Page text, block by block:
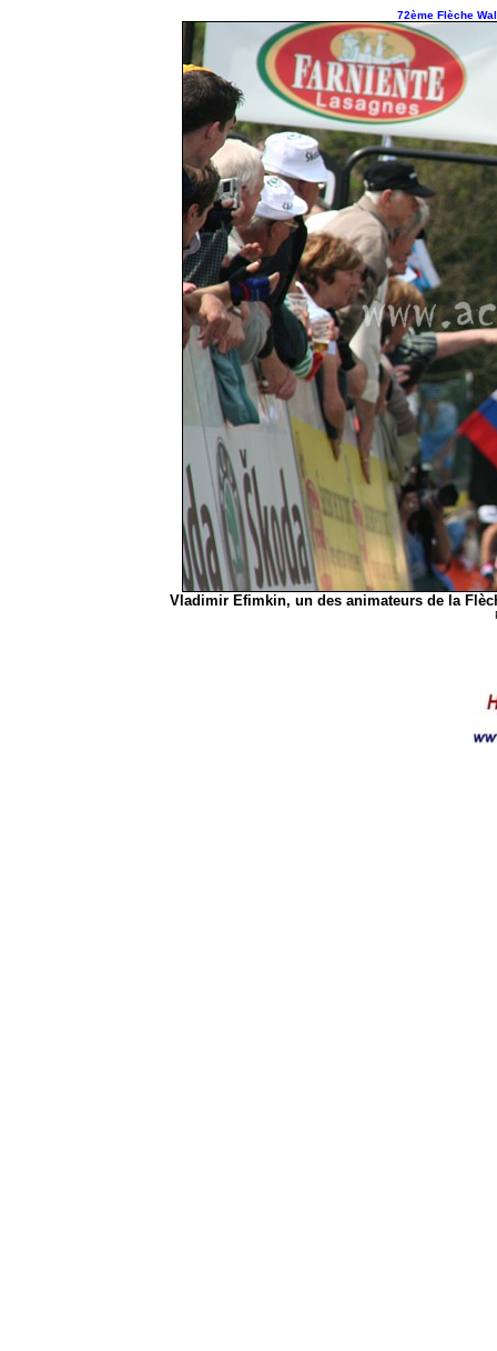
72ème Flèche
Vladimir Efimkin, un des animateurs de la